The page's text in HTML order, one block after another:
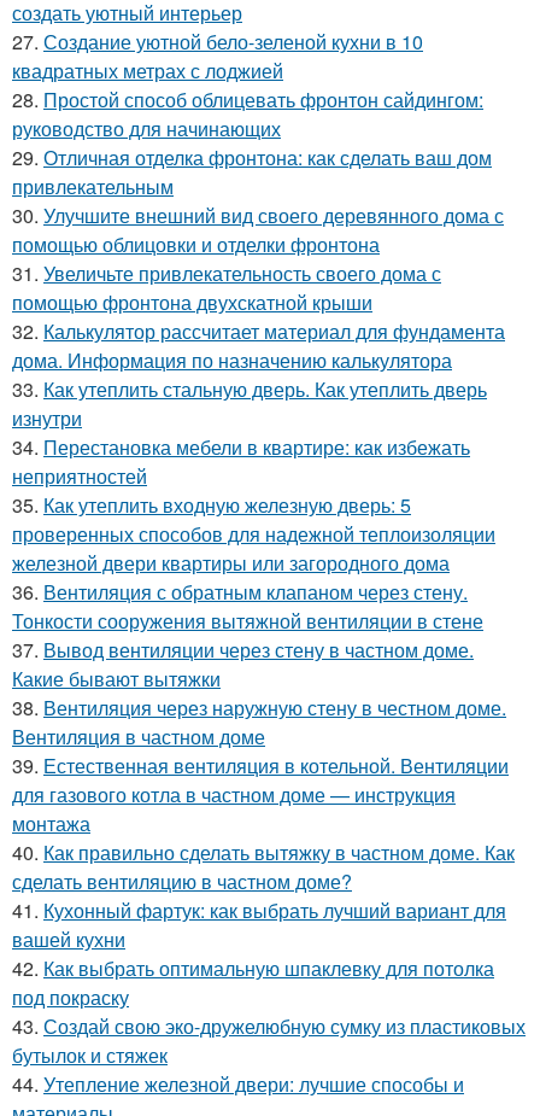
создать уютный интерьер
27. Создание уютной бело-зеленой кухни в 10
квадратных метрах с лоджией
28. Простой способ облицевать фронтон сайдингом:
руководство для начинающих
29. Отличная отделка фронтона: как сделать ваш дом
привлекательным
30. Улучшите внешний вид своего деревянного дома с
помощью облицовки и отделки фронтона
31. Увеличьте привлекательность своего дома с
помощью фронтона двухскатной крыши
32. Калькулятор рассчитает материал для фундамента
дома. Информация по назначению калькулятора
33. Как утеплить стальную дверь. Как утеплить дверь
изнутри
34. Перестановка мебели в квартире: как избежать
неприятностей
35. Как утеплить входную железную дверь: 5
проверенных способов для надежной теплоизоляции
железной двери квартиры или загородного дома
36. Вентиляция с обратным клапаном через стену.
Тонкости сооружения вытяжной вентиляции в стене
37. Вывод вентиляции через стену в частном доме.
Какие бывают вытяжки
38. Вентиляция через наружную стену в честном доме.
Вентиляция в частном доме
39. Естественная вентиляция в котельной. Вентиляции
для газового котла в частном доме — инструкция
монтажа
40. Как правильно сделать вытяжку в частном доме. Как
сделать вентиляцию в частном доме?
41. Кухонный фартук: как выбрать лучший вариант для
вашей кухни
42. Как выбрать оптимальную шпаклевку для потолка
под покраску
43. Создай свою эко-дружелюбную сумку из пластиковых
бутылок и стяжек
44. Утепление железной двери: лучшие способы и